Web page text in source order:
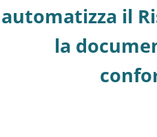
automatizza il
la